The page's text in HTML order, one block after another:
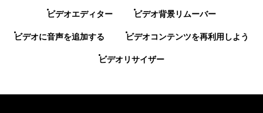
ビデオエディター ビデオ背景リムーバー
ビデオに音声を追加する ビデオコンテンツを再利用しよう
ビデオリサイザー